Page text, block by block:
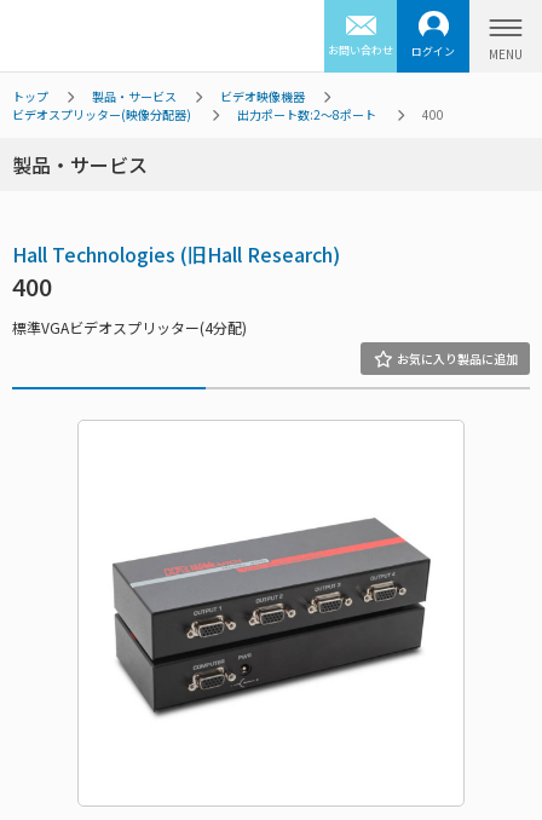
お問い合わせ ログイン
トップ 製品・サービス
ビデオ映像機器
ビデオスプリッター(映像分配器)
出力ポート数:2～8ポート 400
製品・サービス
Hall Technologies (旧Hall Research)
400
標準VGAビデオスプリッター(4分配)